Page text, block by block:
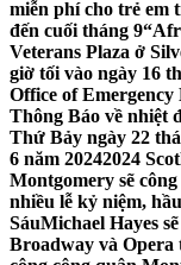
miễn phí cho trẻ em
đến cuối tháng 9
Veterans Plaza ở
giờ tối vào ngày 16
Office of
Thông Báo về nhiệt
Thứ Bảy ngày 22
6 năm 20242024
Montgomery sẽ
nhiều lễ kỷ niệm,
SáuMichael Hayes
Broadway và Opera